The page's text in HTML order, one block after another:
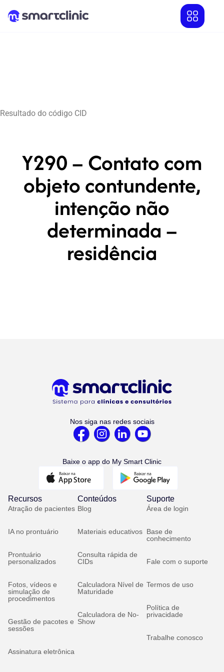
Resultado do código CID
Y290 – Contato com
objeto contundente,
intenção não
determinada –
residência
Nos siga nas redes sociais
Baixe o app do My Smart Clinic
Recursos
Atração de pacientes
IA no prontuário
Prontuário
personalizados
Fotos, vídeos e
simulação de
procedimentos
Gestão de pacotes e
sessões
Assinatura eletrônica
Conteúdos
Blog
Materiais educativos
Consulta rápida de
CIDs
Calculadora Nível de
Maturidade
Calculadora de No-
Show
Suporte
Área de login
Base de
conhecimento
Fale com o suporte
Termos de uso
Política de
privacidade
Trabalhe conosco